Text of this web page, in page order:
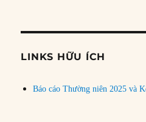
đề
LINKS HỮU ÍCH
Báo cáo Thường niên 2025 và